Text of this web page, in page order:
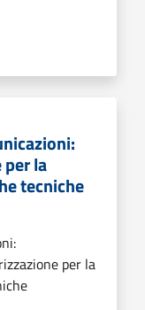
la
tecniche
per la